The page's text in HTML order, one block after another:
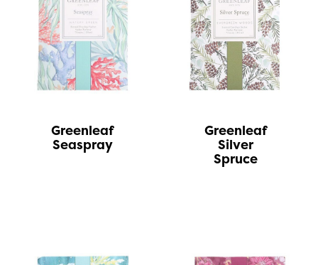
Greenleaf
Seaspray
Greenleaf
Silver
Spruce